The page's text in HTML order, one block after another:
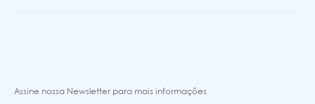
Assine nossa Newsletter para mais informações